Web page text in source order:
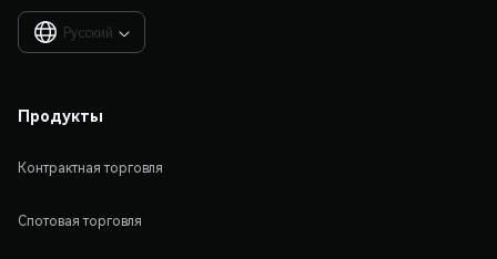
Русский 
Продукты
Контрактная торговля
Спотовая торговля